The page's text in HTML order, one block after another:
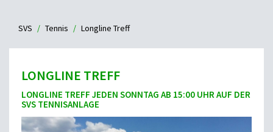
SVS Tennis Longline Treff
LONGLINE TREFF
LONGLINE TREFF JEDEN SONNTAG AB 15:00 UHR AUF DER
SVS TENNISANLAGE